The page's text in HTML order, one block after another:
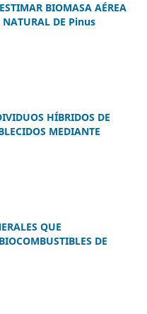
BIOMASA AÉREA
NATURAL DE Pinus
HÍBRIDOS DE
MEDIANTE
QUE
DE